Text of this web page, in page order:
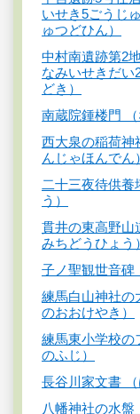
いせき5ごうじ
ゅつどひん）
中村南遺跡第2
なみいせきだい
どき）
南蔵院鍾楼門
西大泉の稲荷神
んじゃほんでん）
二十三夜待供養
う）
貫井の東高野山
みちどうひょう）
子ノ聖観世音碑
練馬白山神社の
のおおけやき）
練馬東小学校の
のふじ）
長谷川家文書 （
八幡神社の水盤